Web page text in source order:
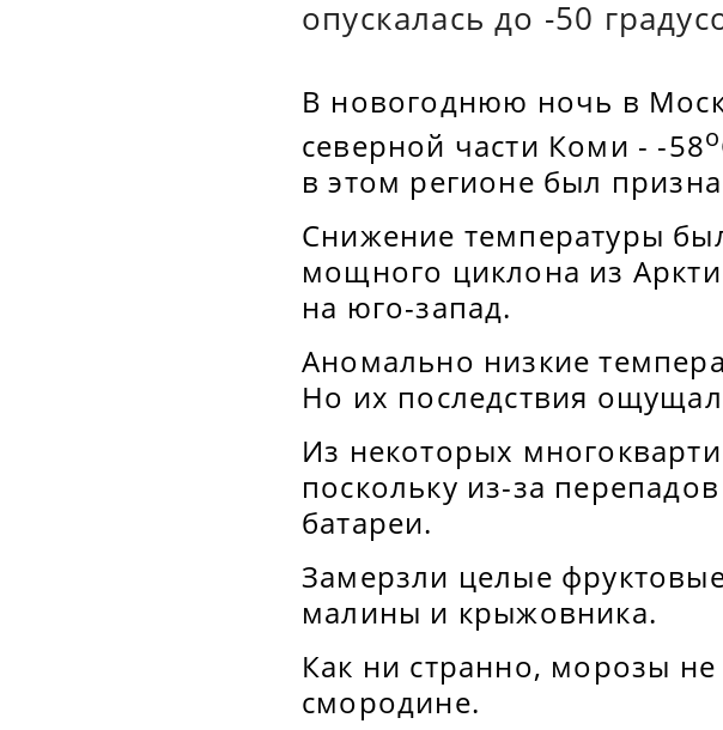
опускалась до -50
В новогоднюю ночь в
северной части Коми - -58о
в этом регионе был
Снижение температуры
мощного циклона из
на юго-запад.
Аномально низкие
Но их последствия
Из некоторых
поскольку из-за
батареи.
Замерзли целые
малины и крыжовника.
Как ни странно, морозы
смородине.